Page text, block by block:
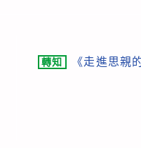
轉知
《走進思親